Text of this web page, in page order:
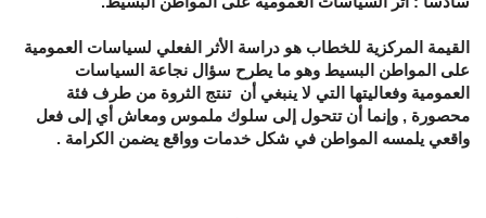
القيمة المركزية للخطاب هو دراسة الأثر الفعلي لسياسات العمومية
على المواطن البسيط وهو ما يطرح سؤال نجاعة السياسات
العمومية وفعاليتها التي لا ينبغي أن تنتج الثروة من طرف فئة
محصورة , وإنما أن تتحول إلى سلوك ملموس ومعاش أي إلى فعل
واقعي يلمسه المواطن في شكل خدمات وواقع يضمن الكرامة .